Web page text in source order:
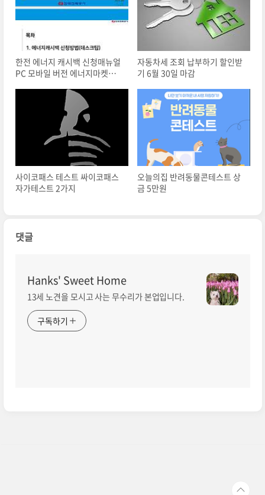
한전 에너지 캐시백 신청매뉴얼
PC 모바일 버전 에너지마켓플
자동차세 조회 납부하기 할인받
기 6월 30일 마감
사이코패스 테스트 싸이코패스
자가테스트 2가지
오늘의집 반려동물콘테스트 상
금 5만원
댓글
Hanks' Sweet Home
13세 노견을 모시고 사는 무수리가 본업입니다.
구독하기